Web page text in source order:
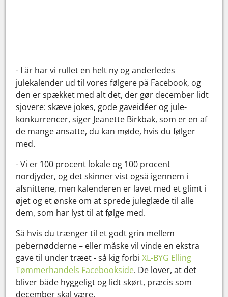
- I år har vi rullet en helt ny og anderledes
julekalender ud til vores følgere på Facebook, og
den er spækket med alt det, der gør december lidt
sjovere: skæve jokes, gode gaveidéer og jule-
konkurrencer, siger Jeanette Birkbak, som er en af
de mange ansatte, du kan møde, hvis du følger
med.
- Vi er 100 procent lokale og 100 procent
nordjyder, og det skinner vist også igennem i
afsnittene, men kalenderen er lavet med et glimt i
øjet og et ønske om at sprede juleglæde til alle
dem, som har lyst til at følge med.
Så hvis du trænger til et godt grin mellem
pebernødderne – eller måske vil vinde en ekstra
gave til under træet - så kig forbiXL-BYG Elling
Tømmerhandels Facebookside. De lover, at det
bliver både hyggeligt og lidt skørt, præcis som
december skal være.